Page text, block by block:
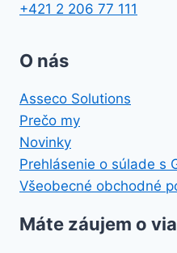
+421 2 206 77 111
O nás
Asseco Solutions
Prečo my
Novinky
Prehlásenie o súlade s
Všeobecné obchodné
Máte záujem o